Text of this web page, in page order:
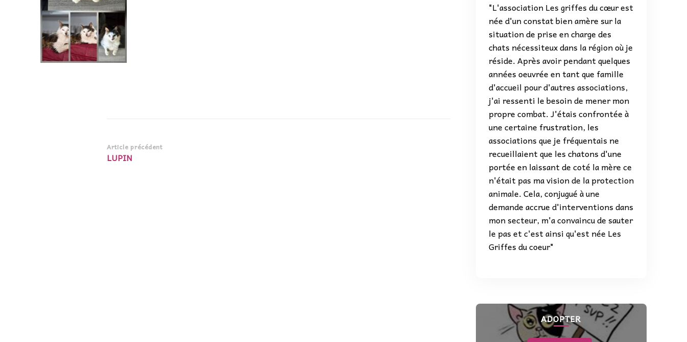
Navigation
d’article
Article précédent
LUPIN
"L'association Les griffes du cœur est
née d'un constat bien amère sur la
situation de prise en charge des
chats nécessiteux dans la région où je
réside. Après avoir pendant quelques
années oeuvrée en tant que famille
d'accueil pour d'autres associations,
j'ai ressenti le besoin de mener mon
propre combat. J'étais confrontée à
une certaine frustration, les
associations que je fréquentais ne
recueillaient que les chatons d'une
portée en laissant de coté la mère ce
n'était pas ma vision de la protection
animale. Cela, conjugué à une
demande accrue d'interventions dans
mon secteur, m'a convaincu de sauter
le pas et c'est ainsi qu'est née Les
Griffes du coeur"
ADOPTER